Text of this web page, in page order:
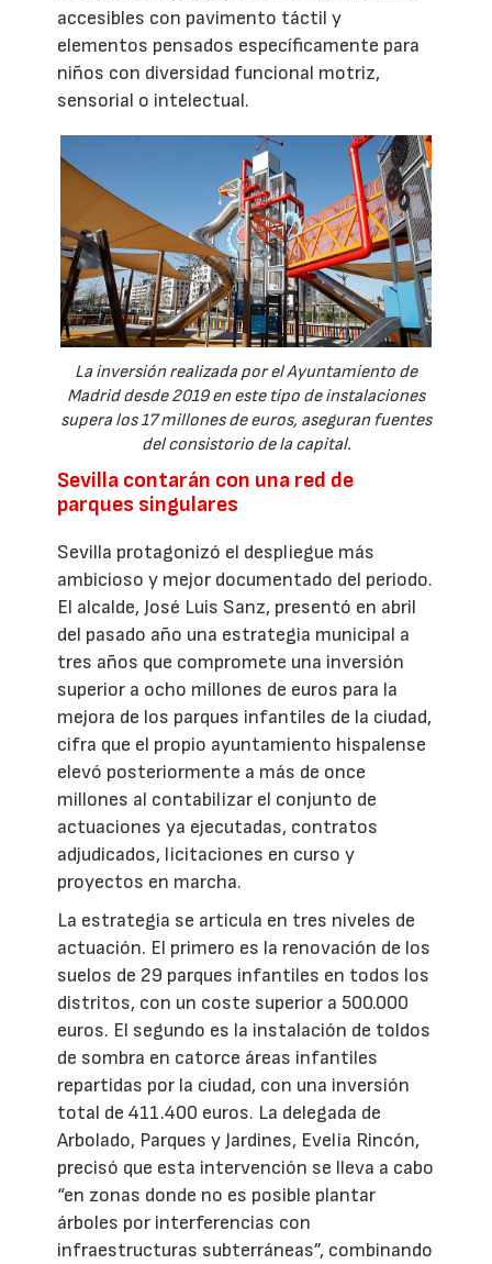
accesibles con pavimento táctil y
elementos pensados específicamente para
niños con diversidad funcional motriz,
sensorial o intelectual.
La inversión realizada por el Ayuntamiento de
Madrid desde 2019 en este tipo de instalaciones
supera los 17 millones de euros, aseguran fuentes
del consistorio de la capital.
Sevilla contarán con una red de
parques singulares
Sevilla protagonizó el despliegue más
ambicioso y mejor documentado del periodo.
El alcalde, José Luis Sanz, presentó en abril
del pasado año una estrategia municipal a
tres años que compromete una inversión
superior a ocho millones de euros para la
mejora de los parques infantiles de la ciudad,
cifra que el propio ayuntamiento hispalense
elevó posteriormente a más de once
millones al contabilizar el conjunto de
actuaciones ya ejecutadas, contratos
adjudicados, licitaciones en curso y
proyectos en marcha.
La estrategia se articula en tres niveles de
actuación. El primero es la renovación de los
suelos de 29 parques infantiles en todos los
distritos, con un coste superior a 500.000
euros. El segundo es la instalación de toldos
de sombra en catorce áreas infantiles
repartidas por la ciudad, con una inversión
total de 411.400 euros. La delegada de
Arbolado, Parques y Jardines, Evelia Rincón,
precisó que esta intervención se lleva a cabo
“en zonas donde no es posible plantar
árboles por interferencias con
infraestructuras subterráneas”, combinando